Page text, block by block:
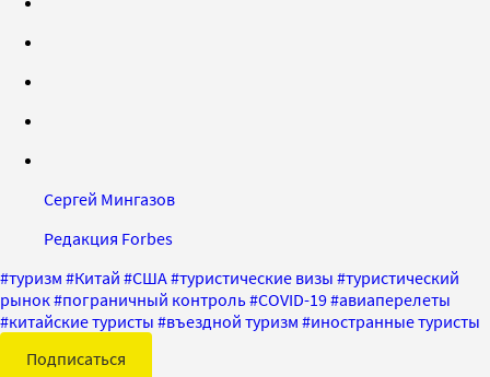
Сергей Мингазов
Редакция Forbes
#туризм #Китай #США#туристические визы #туристический
рынок#пограничный контроль#COVID-19#авиаперелеты
#китайские туристы #въездной туризм #иностранные туристы
Подписаться